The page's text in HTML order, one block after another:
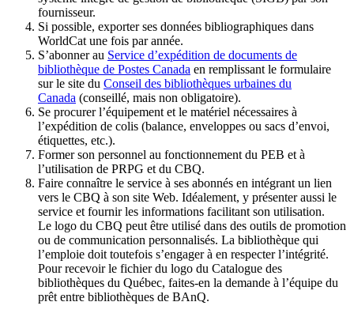
fournisseur.
Si possible, exporter ses données bibliographiques dans
WorldCat une fois par année.
S’abonner au Service d’expédition de documents de
bibliothèque de Postes Canada en remplissant le formulaire
sur le site du Conseil des bibliothèques urbaines du
Canada (conseillé, mais non obligatoire).
Se procurer l’équipement et le matériel nécessaires à
l’expédition de colis (balance, enveloppes ou sacs d’envoi,
étiquettes, etc.).
Former son personnel au fonctionnement du PEB et à
l’utilisation de PRPG et du CBQ.
Faire connaître le service à ses abonnés en intégrant un lien
vers le CBQ à son site Web. Idéalement, y présenter aussi le
service et fournir les informations facilitant son utilisation.
Le logo du CBQ peut être utilisé dans des outils de promotion
ou de communication personnalisés. La bibliothèque qui
l’emploie doit toutefois s’engager à en respecter l’intégrité.
Pour recevoir le fichier du logo du Catalogue des
bibliothèques du Québec, faites-en la demande à l’équipe du
prêt entre bibliothèques de BAnQ.